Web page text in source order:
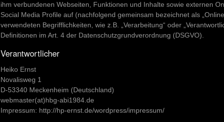
ihm verbundenen Webseiten, Funktionen und Inhalte sowie externen
Social Media Profile auf (nachfolgend gemeinsam bezeichnet als
verwendeten Begrifflichkeiten, wie z.B. „Verarbeitung“ oder
Definitionen im Art. 4 der Datenschutzgrundverordnung (DSGVO).
Verantwortlicher
Heiko Ernst
Novalisweg 1
D-53340 Meckenheim (Deutschland)
webmaster(at)hbg-abi1984.de
Impressum: http://hp-ernst.de/wordpress/impressum/